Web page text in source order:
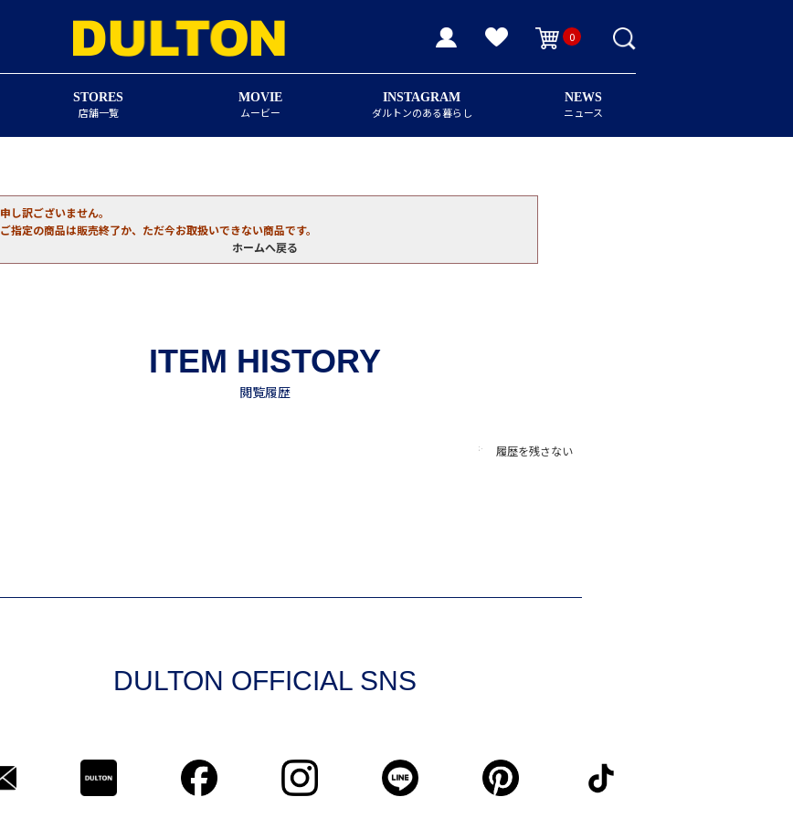
0
STORES
店舗一覧
MOVIE
ムービー
INSTAGRAM
ダルトンのある暮らし
NEWS
ニュース
申し訳ございません。
ご指定の商品は販売終了か、ただ今お取扱いできない商品です。
ホームへ戻る
履歴を残さない
DULTON OFFICIAL SNS